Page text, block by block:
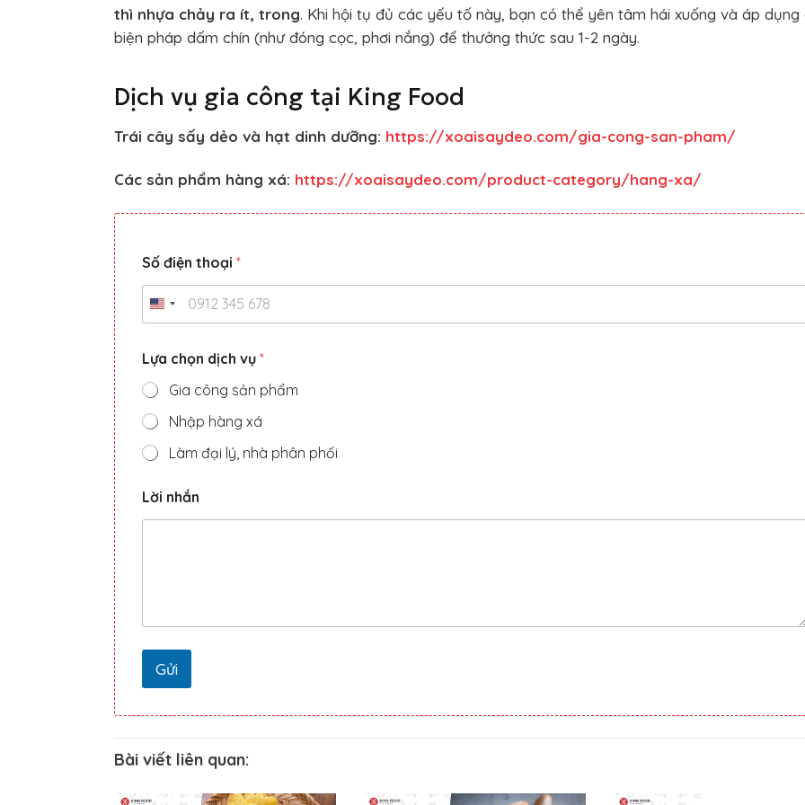
thì nhựa chảy ra ít, trong. Khi hội tụ đủ các yếu tố này, bạn có thể yên tâm hái xuống và áp dụng
biện pháp dấm chín (như đóng cọc, phơi nắng) để thưởng thức sau 1-2 ngày.
Dịch vụ gia công tại King Food
Trái cây sấy dẻo và hạt dinh dưỡng: https://xoaisaydeo.com/gia-cong-san-pham/
Các sản phẩm hàng xá: https://xoaisaydeo.com/product-category/hang-xa/
Số điện thoại *
Lựa chọn dịch vụ *
Gia công sản phẩm
Nhập hàng xá
Làm đại lý, nhà phân phối
ự
a
Lời nhắn
Gửi
Bài viết liên quan: